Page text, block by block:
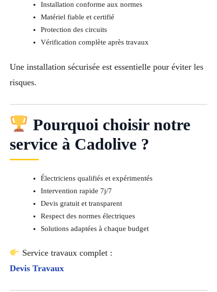
Installation conforme aux normes
Matériel fiable et certifié
Protection des circuits
Vérification complète après travaux
Une installation sécurisée est essentielle pour éviter les
risques.
Pourquoi choisir notre
service à Cadolive ?
Électriciens qualifiés et expérimentés
Intervention rapide 7j/7
Devis gratuit et transparent
Respect des normes électriques
Solutions adaptées à chaque budget
Service travaux complet :
Devis Travaux